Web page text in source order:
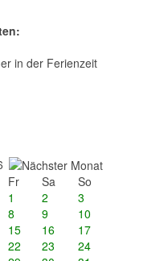
in der Ferienzeit
Fr Sa
So
1
2
3
8 9
10
15 16
17
22 23
24